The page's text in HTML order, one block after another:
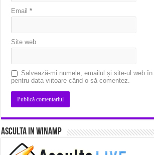
Email*
Site web
Salvează-mi numele, emailul și site-ul web
pentru data viitoare când o să comentez.
Asculta in Winamp